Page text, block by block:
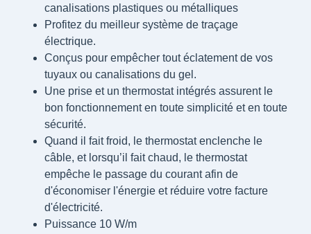
canalisations plastiques ou métalliques
Profitez du meilleur système de traçage
électrique.
Conçus pour empêcher tout éclatement de vos
tuyaux ou canalisations du gel.
Une prise et un thermostat intégrés assurent le
bon fonctionnement en toute simplicité et en toute
sécurité.
Quand il fait froid, le thermostat enclenche le
câble, et lorsqu’il fait chaud, le thermostat
empêche le passage du courant afin de
d'économiser l'énergie et réduire votre facture
d'électricité.
Puissance 10 W/m